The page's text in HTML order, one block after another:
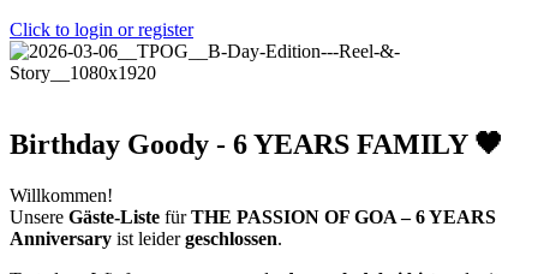
Click to login or register
Birthday Goody - 6 YEARS FAMILY 🖤
Willkommen!
Unsere Gäste-Liste fürTHE PASSION OF GOA – 6 YEARS
Anniversary ist leidergeschlossen.